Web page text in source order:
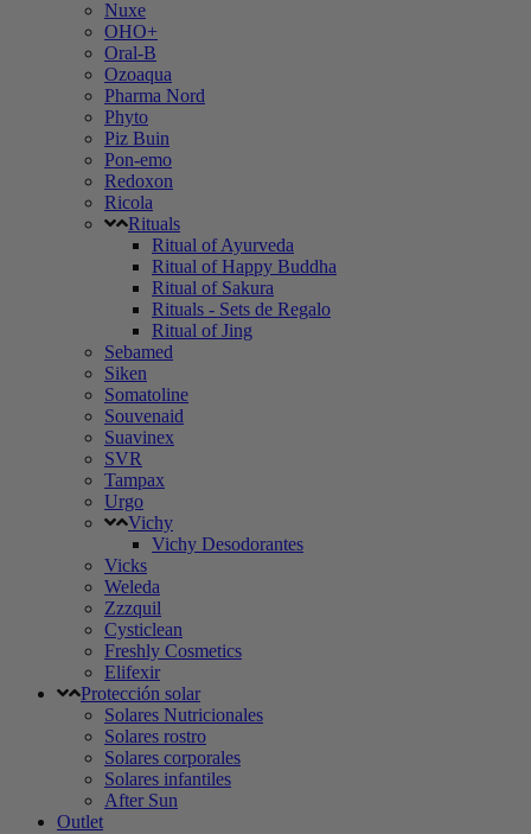
Nuxe
OHO+
Oral-B
Ozoaqua
Pharma Nord
Phyto
Piz Buin
Pon-emo
Redoxon
Ricola
Rituals
Ritual of Ayurveda
Ritual of Happy Buddha
Ritual of Sakura
Rituals - Sets de Regalo
Ritual of Jing
Sebamed
Siken
Somatoline
Souvenaid
Suavinex
SVR
Tampax
Urgo
Vichy
Vichy Desodorantes
Vicks
Weleda
Zzzquil
Cysticlean
Freshly Cosmetics
Elifexir
Protección solar
Solares Nutricionales
Solares rostro
Solares corporales
Solares infantiles
After Sun
Outlet